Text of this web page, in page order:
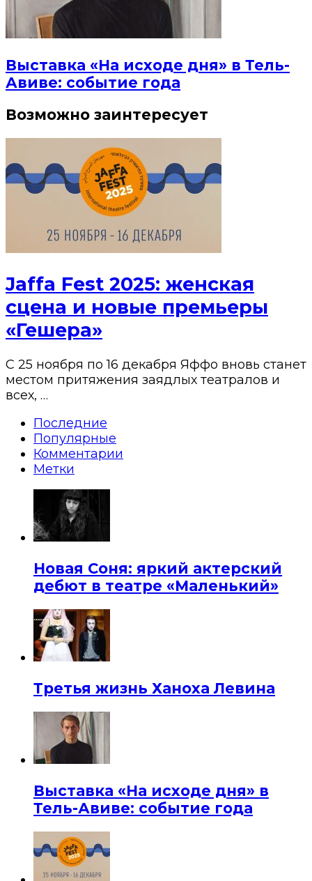
Выставка «На исходе дня» в Тель-
Авиве: событие года
Возможно заинтересует
Jaffa Fest 2025: женская
сцена и новые премьеры
«Гешера»
С 25 ноября по 16 декабря Яффо вновь станет
местом притяжения заядлых театралов и
всех, …
Последние
Популярные
Комментарии
Метки
Новая Соня: яркий актерский
дебют в театре «Маленький»
Третья жизнь Ханоха Левина
Выставка «На исходе дня» в
Тель-Авиве: событие года